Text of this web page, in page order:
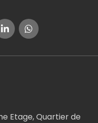
Etage, Quartier de